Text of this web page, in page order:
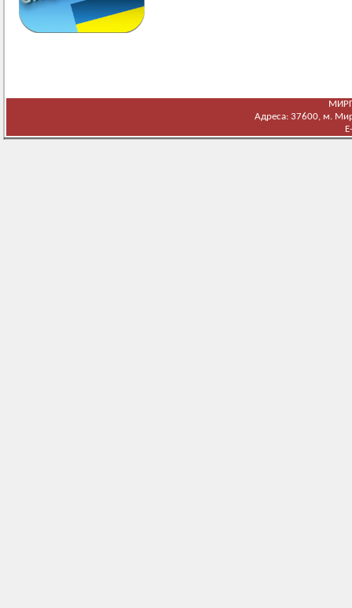
Адреса: 37600, м.